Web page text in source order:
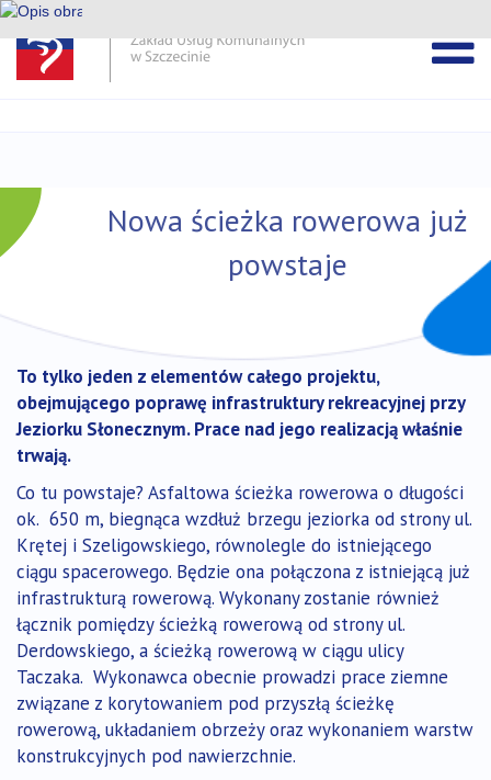
Pomiń
Przejdź
Nowa ścieżka rowerowa już
powstaje
To tylko jeden z elementów całego projektu,
obejmującego poprawę infrastruktury rekreacyjnej przy
Jeziorku Słonecznym. Prace nad jego realizacją właśnie
trwają.
Co tu powstaje? Asfaltowa ścieżka rowerowa o długości
ok. 650 m, biegnąca wzdłuż brzegu jeziorka od strony ul.
Krętej i Szeligowskiego, równolegle do istniejącego
ciągu spacerowego. Będzie ona połączona z istniejącą już
infrastrukturą rowerową. Wykonany zostanie również
łącznik pomiędzy ścieżką rowerową od strony ul.
Derdowskiego, a ścieżką rowerową w ciągu ulicy
Taczaka. Wykonawca obecnie prowadzi prace ziemne
związane z korytowaniem pod przyszłą ścieżkę
rowerową, układaniem obrzeży oraz wykonaniem warstw
konstrukcyjnych pod nawierzchnie.